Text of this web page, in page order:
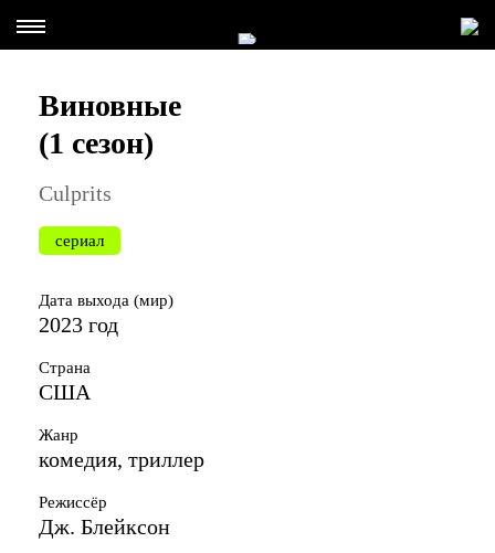
Виновные
(1 сезон)
Culprits
сериал
Дата выхода (мир)
2023 год
Страна
США
Жанр
комедия, триллер
Режиссёр
Дж. Блейксон